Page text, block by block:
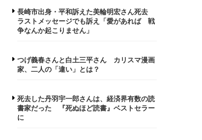
長崎市出身・平和訴えた美輪明宏さん死去
ラストメッセージでも訴え「愛があれば 戦
争なんか起こりません」
つげ義春さんと白土三平さん カリスマ漫画
家、二人の「違い」とは？
死去した丹羽宇一郎さんは、経済界有数の読
書家だった 『死ぬほど読書』ベストセラー
に